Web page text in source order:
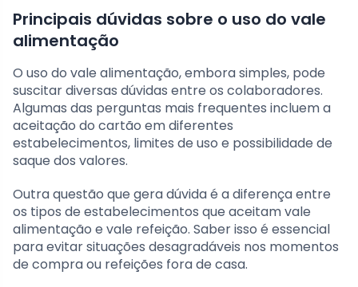
Principais dúvidas sobre o uso do vale
alimentação
O uso do vale alimentação, embora simples, pode
suscitar diversas dúvidas entre os colaboradores.
Algumas das perguntas mais frequentes incluem a
aceitação do cartão em diferentes
estabelecimentos, limites de uso e possibilidade de
saque dos valores.
Outra questão que gera dúvida é a diferença entre
os tipos de estabelecimentos que aceitam vale
alimentação e vale refeição. Saber isso é essencial
para evitar situações desagradáveis nos momentos
de compra ou refeições fora de casa.